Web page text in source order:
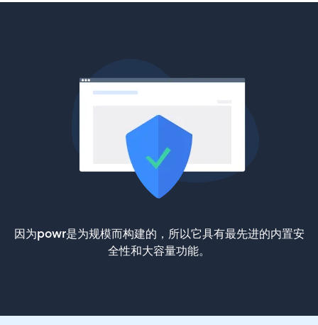
因为powr是为规模而构建的，所以它具有最先进的内置安
全性和大容量功能。